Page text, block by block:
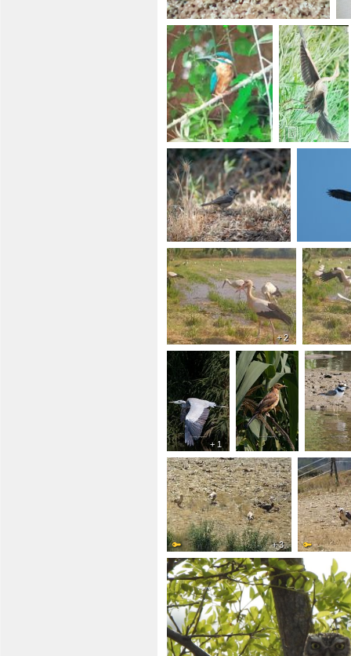
+ 2
+ 1
+ 3